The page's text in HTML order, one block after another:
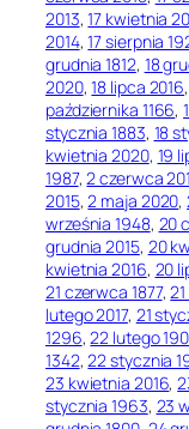
2013, 17 kwietnia
2014, 17 sierpnia
grudnia 1812, 18
2020, 18 lipca 2016,
października 1166,
stycznia 1883, 18
kwietnia 2020, 19
1987, 2 czerwca
2015, 2 maja 2020,
września 1948, 20
grudnia 2015, 20
kwietnia 2016, 20
21 czerwca 1877,
lutego 2017, 21
1296, 22 lutego
1342, 22 stycznia
23 kwietnia 2016,
stycznia 1963, 23